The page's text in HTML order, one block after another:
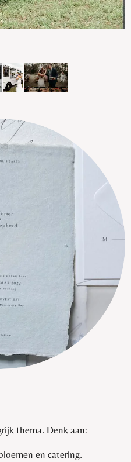
thema. Denk aan:
en catering.